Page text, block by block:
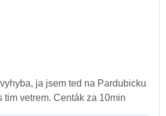
ja jsem ted na Pardubicku
tim vetrem. Centák za 10min